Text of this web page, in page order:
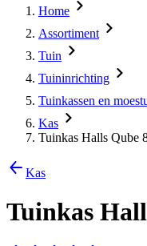
Home
Assortiment
Tuin
Tuininrichting
Tuinkassen en
Kas
Tuinkas Halls Qube
Kas
Tuinkas